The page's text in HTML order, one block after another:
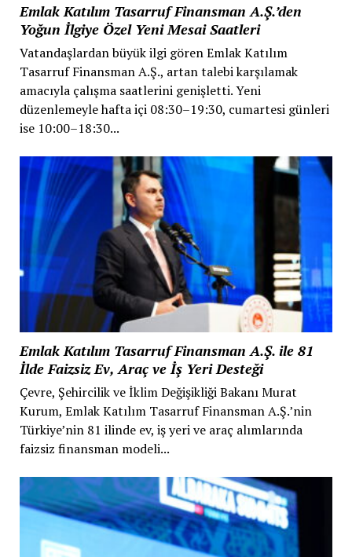
Emlak Katılım Tasarruf Finansman A.Ş.’den
Yoğun İlgiye Özel Yeni Mesai Saatleri
Vatandaşlardan büyük ilgi gören Emlak Katılım
Tasarruf Finansman A.Ş., artan talebi karşılamak
amacıyla çalışma saatlerini genişletti. Yeni
düzenlemeyle hafta içi 08:30–19:30, cumartesi günleri
ise 10:00–18:30...
Emlak Katılım Tasarruf Finansman A.Ş. ile 81
İlde Faizsiz Ev, Araç ve İş Yeri Desteği
Çevre, Şehircilik ve İklim Değişikliği Bakanı Murat
Kurum, Emlak Katılım Tasarruf Finansman A.Ş.’nin
Türkiye’nin 81 ilinde ev, iş yeri ve araç alımlarında
faizsiz finansman modeli...